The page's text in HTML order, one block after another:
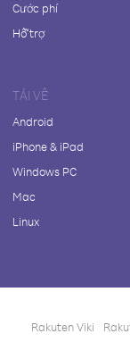
Cước phí
Hỗ trợ
TẢI VỀ
Android
iPhone & iPad
Windows PC
Mac
Linux
Rakuten Viki